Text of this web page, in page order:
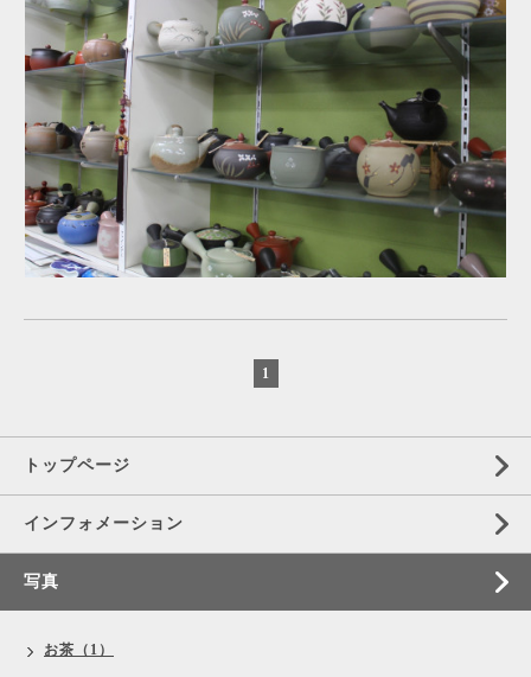
1
トップページ
インフォメーション
写真
お茶（1）